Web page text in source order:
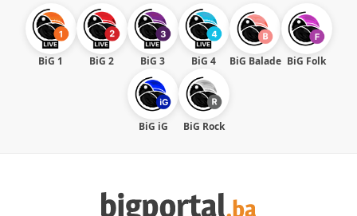
BiG 1 BiG 2 BiG 3 BiG 4 BiG Balade BiG Folk
BiG iG BiG Rock